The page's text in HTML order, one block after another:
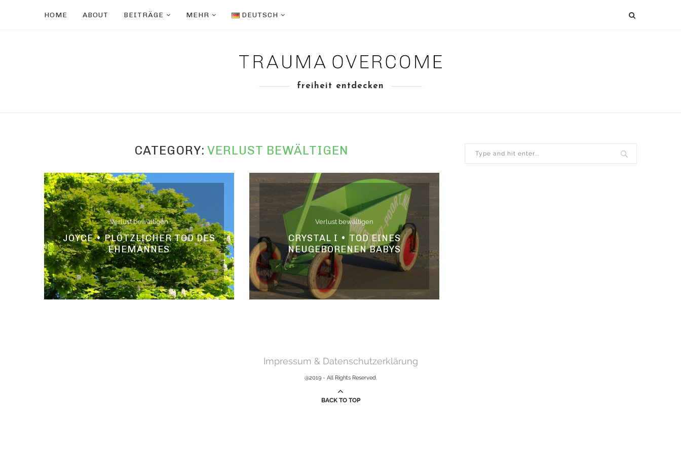
HOME ABOUT BEITRÄGE MEHR DEUTSCH
freiheit entdecken
CATEGORY: VERLUST BEWÄLTIGEN
Verlust bewältigen
JOYCE • PLÖTZLICHER TOD DES
EHEMANNES
Verlust bewältigen
CRYSTAL I • TOD EINES
NEUGEBORENEN BABYS
Impressum & Datenschutzerklärung
@2019 - All Rights Reserved.
BACK TO TOP